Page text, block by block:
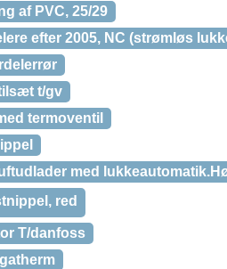
af PVC, 25/29
efter 2005, NC (strømløs
t/gv
termoventil
med
red
T/danfoss